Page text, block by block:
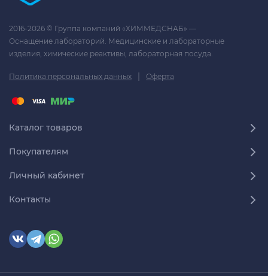
2016-2026 © Группа компаний «ХИММЕДСНАБ» —
Оснащение лабораторий. Медицинские и лабораторные
изделия, химические реактивы, лабораторная посуда.
Политика персональных данных | Оферта
Каталог товаров
Покупателям
Личный кабинет
Контакты